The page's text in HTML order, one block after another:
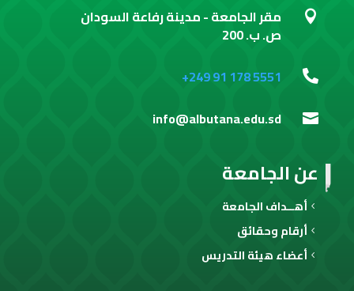
عن الجامعة
أهــداف الجامعة
أرقام وحقائق
أعضاء هيئة التدريس
 مقر الجامعة - مدينة رفاعة السودان
ص. ب. 200

+249 91 178 5551

info@albutana.edu.sd